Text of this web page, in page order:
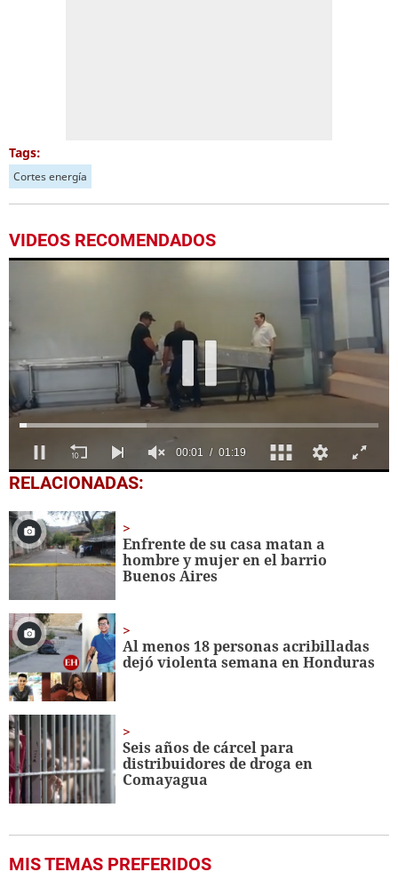
Tags:
Cortes energía
VIDEOS RECOMENDADOS
0
seconds
1
minute,
19
seconds
RELACIONADAS:
Enfrente de su casa matan a
hombre y mujer en el barrio
Buenos Aires
Al menos 18 personas acribilladas
dejó violenta semana en Honduras
Seis años de cárcel para
distribuidores de droga en
Comayagua
MIS TEMAS PREFERIDOS